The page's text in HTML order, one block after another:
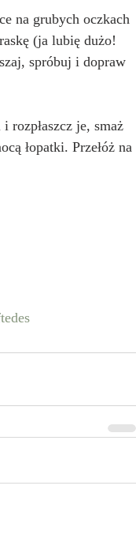
na grubych oczkach
(ja lubię dużo!
spróbuj i dopraw
rozpłaszcz je, smaż
łopatki. Przełóż na